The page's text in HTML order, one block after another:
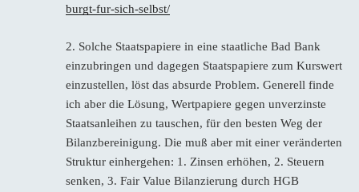
burgt-fur-sich-selbst/
2. Solche Staatspapiere in eine staatliche Bad Bank
einzubringen und dagegen Staatspapiere zum Kurswert
einzustellen, löst das absurde Problem. Generell finde
ich aber die Lösung, Wertpapiere gegen unverzinste
Staatsanleihen zu tauschen, für den besten Weg der
Bilanzbereinigung. Die muß aber mit einer veränderten
Struktur einhergehen: 1. Zinsen erhöhen, 2. Steuern
senken, 3. Fair Value Bilanzierung durch HGB